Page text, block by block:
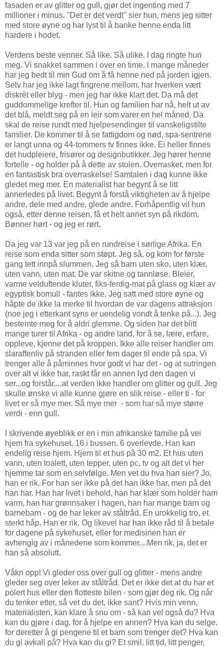
fasaden er av glitter og gull, gjør det ingenting med 7
millioner i minus. "Det er det verdt" sier hun, mens jeg sitter
med store øyne og har lyst til å banke henne enda litt
hardere i hodet.
Verdens beste venner. Så like. Så ulike. I dag ringte hun
meg. Vi snakket sammen i over en time. I mange måneder
har jeg bedt til min Gud om å få henne ned på jorden igjen.
Selv har jeg ikke lagt fingrene mellom, har hverken vært
diskrèt eller blyg - men jeg har ikke klart det. Da må det
guddommelige krefter til. Hun og familien har nå, helt ut av
det blå, meldt seg på en leir som varer en hel måned. Da
skal de reise rundt med hjelpesendinger til vanskeligstilte
familier. De kommer til å se fattigdom og nød, spa-sentrene
er langt unna og 44-tommers tv finnes ikke. Ei heller finnes
det hudpleiere, frisører og designbutikker. Jeg hører henne
fortelle - og holder på å dette av stolen. Overrasket, men for
en fantastisk bra overraskelse! Samtalen i dag kunne ikke
gledet meg mer. En materialist har begynt å se litt
annerledes på livet. Begynt å forstå viktigheten av å hjelpe
andre, dele med andre, glede andre. Forhåpentlig vil hun
også, etter denne reisen, få et helt annet syn på rikdom.
Bønner hørt - og jeg er rørt.
Da jeg var 13 var jeg på en rundreise i sørlige Afrika. En
reise som enda sitter som støpt. Jeg så, og kom for første
gang tett innpå slummen. Jeg så barn uten sko, uten klær,
uten vann, uten mat. De var skitne og tannløse. Bleier,
varme velduftende kluter, fiks-ferdig-mat på glass og klær av
egyptisk bomull - fantes ikke. Jeg satt med store øyne og
håpte de ikke la merke til hvordan de var dagens attraksjon
(noe jeg i etterkant syns er uendelig vondt å tenke på...). Jeg
bestemte meg for å aldri glemme. Og siden har det blitt
mange turer til Afrika - og andre land, for å se, lære, erfare,
oppleve, kjenne det på kroppen. Ikke alle reiser handler om
slaraffenliv på stranden eller fem dager til ende på spa. Vi
trenger alle å påminnes hvor godt vi har det - og at sutringen
over alt vi ikke har, raskt får en annen lyd den dagen vi
ser...og forstår....at verden ikke handler om glitter og gull. Jeg
skulle ønske vi alle kunne gjøre en slik reise - eller ti - for
livet er så mye mer. Så mye mer - som har så mye større
verdi - enn gull.
I skrivende øyeblikk er en i min afrikanske familie på vei
hjem fra sykehuset. 16 i bussen. 6 overlevde. Han kan
endelig reise hjem. Hjem til et hus på 30 m2. Et hus uten
vann, uten toalett, uten tepper, uten pc, tv og alt det vi her
hjemme tar som en selvfølge. Men vet du hva han sier? Jo,
han er rik. For han ser ikke på det han ikke har, men på det
han har. Han har livet i behold, han har klær som holder ham
varm, han har grønnsaker i hagen, han har mange barn og
barnebarn - og de har leker av ståltråd. En urokkelig tro, et
sterkt håp. Han er rik. Og likevel har han ikke råd til å betale
for dagene på sykehuset, eller for medisinen han er
avhengig av i månedene som kommer....Men rik, ja, det er
han så absolutt.
Våkn opp! Vi gleder oss over gull og glitter - mens andre
gleder seg over leker av ståltråd. Det er ikke det at du har et
polert hus eller den flotteste bilen - som gjør deg rik. Og når
du tenker etter, så vet du det, ikke sant? Hvis min venn,
materialisten, kan klare å snu om - så kan vel også du? Hva
kan du gjøre i dag, for å hjelpe en annen? Hva kan du selge,
for deretter å gi pengene til et barn som trenger det? Hva kan
du gi avkall på? Hva kan du gi? Et smil, litt tid, litt penger,